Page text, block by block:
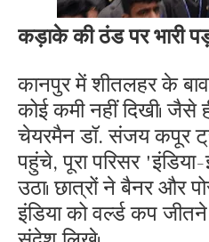
कड़ाके की ठंड पर भारी
कानपुर में शीतलहर के
कोई कमी नहीं दिखी।
चेयरमैन डॉ. संजय कपूर
पहुंचे, पूरा परिसर
उठा। छात्रों ने बैनर और
इंडिया को वर्ल्ड कप